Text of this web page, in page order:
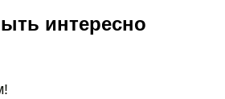
интересно